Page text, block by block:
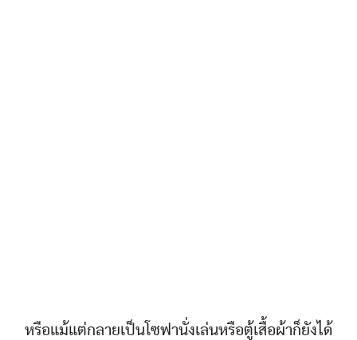
หรือแม้แต่กลายเป็นโซฟานั่งเล่นหรือตู้เสื้อผ้าก็ยังได้